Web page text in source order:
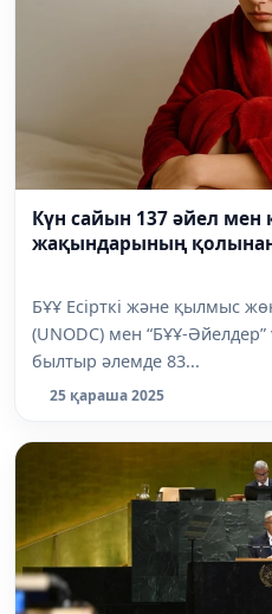
Күн сайын 137 әйел мен
жақындарының
БҰҰ Есірткі және қылмыс
(UNODC) мен “БҰҰ-
былтыр әлемде 83...
25 қараша 2025